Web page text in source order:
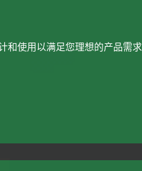
和使用以满足您理想的产品需求